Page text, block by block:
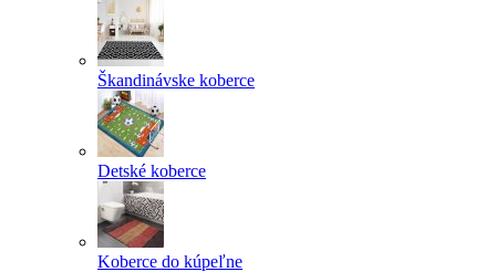
Škandinávske koberce
Detské koberce
Koberce do kúpeľne